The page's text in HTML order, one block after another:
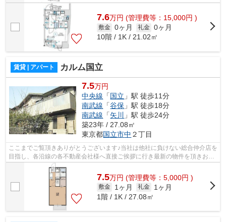
7.6万円 (管理費等：15,000円 )
敷金 0ヶ月 礼金 0ヶ月
10階 / 1K / 21.02㎡
賃貸 | アパート カルム国立
7.5万円
中央線 「国立 」駅 徒歩11分
南武線 「谷保 」駅 徒歩18分
南武線 「矢川
」駅 徒歩24分
築23年 / 27.08㎡
東京都国立市中 ２丁目
ここまでご覧頂きありがとうございます♪当社は他社に負けない総合仲介店を
目指し、各沿線の各不動産会社様へ直接ご挨拶に行き最新の物件を頂きお客
様へ提供しております！最新の情報は...
7.5万円 (管理費等：5,000円 )
敷金 1ヶ月 礼金
1ヶ月
1階 / 1K / 27.08㎡